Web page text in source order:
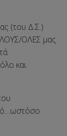
(του Δ.Σ.)
ΟΛΕΣ μας
και